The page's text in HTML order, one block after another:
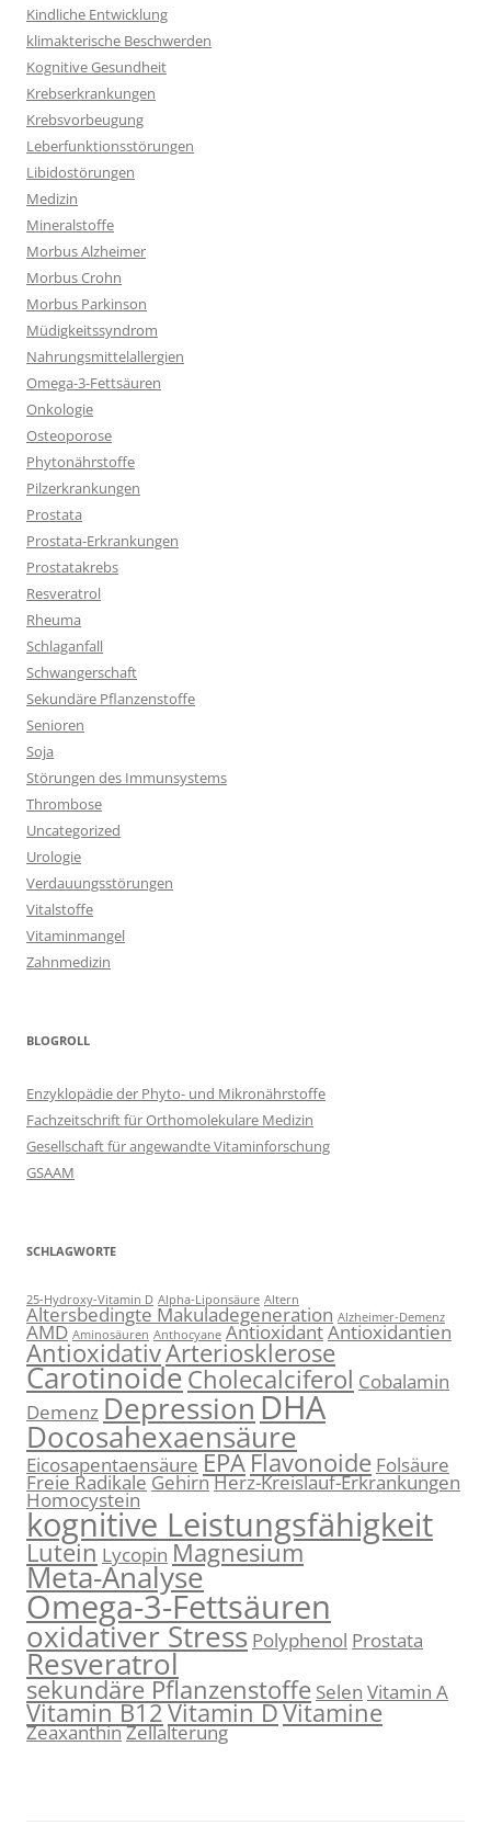
Kindliche Entwicklung
klimakterische Beschwerden
Kognitive Gesundheit
Krebserkrankungen
Krebsvorbeugung
Leberfunktionsstörungen
Libidostörungen
Medizin
Mineralstoffe
Morbus Alzheimer
Morbus Crohn
Morbus Parkinson
Müdigkeitssyndrom
Nahrungsmittelallergien
Omega-3-Fettsäuren
Onkologie
Osteoporose
Phytonährstoffe
Pilzerkrankungen
Prostata
Prostata-Erkrankungen
Prostatakrebs
Resveratrol
Rheuma
Schlaganfall
Schwangerschaft
Sekundäre Pflanzenstoffe
Senioren
Soja
Störungen des Immunsystems
Thrombose
Uncategorized
Urologie
Verdauungsstörungen
Vitalstoffe
Vitaminmangel
Zahnmedizin
BLOGROLL
Enzyklopädie der Phyto- und Mikronährstoffe
Fachzeitschrift für Orthomolekulare Medizin
Gesellschaft für angewandte Vitaminforschung
GSAAM
SCHLAGWORTE
25-Hydroxy-Vitamin D Alpha-Liponsäure Altern
Altersbedingte Makuladegeneration Alzheimer-Demenz
AMD Aminosäuren Anthocyane AntioxidantAntioxidantien
AntioxidativArteriosklerose
CarotinoideCholecalciferol Cobalamin
Demenz DepressionDHA
Docosahexaensäure
Eicosapentaensäure EPAFlavonoide Folsäure
Freie RadikaleGehirnHerz-Kreislauf-Erkrankungen
Homocystein
kognitive Leistungsfähigkeit
Lutein Lycopin Magnesium
Meta-Analyse
Omega-3-Fettsäuren
oxidativer Stress Polyphenol Prostata
Resveratrol
sekundäre Pflanzenstoffe Selen Vitamin A
Vitamin B12Vitamin DVitamine
ZeaxanthinZellalterung